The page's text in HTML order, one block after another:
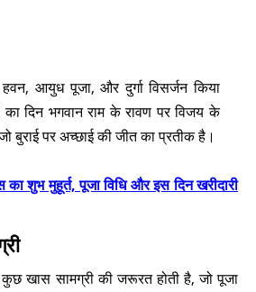
आयुध पूजा, और दुर्गा विसर्जन किया
का दिन भगवान राम के रावण पर विजय के
बुराई पर अच्छाई की जीत का प्रतीक है।
का शुभ मुहूर्त, पूजा विधि और इस दिन खरीदारी
खास सामग्री की जरूरत होती है, जो पूजा